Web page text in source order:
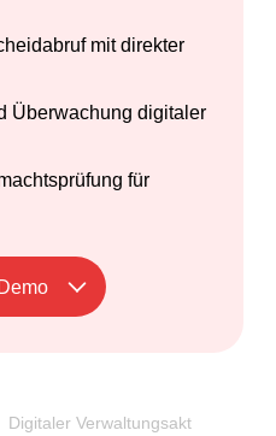
mit direkter
Überwachung digitaler
für
Digitaler Verwaltungsakt